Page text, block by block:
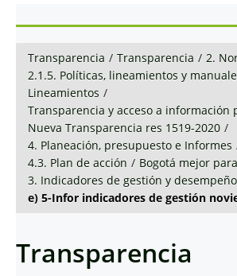
Transparencia / Transparencia / 2.
2.1.5. Políticas, lineamientos y
Lineamientos /
Transparencia y acceso a información
Nueva Transparencia res 1519-2020 /
4. Planeación, presupuesto e Informes
4.3. Plan de acción / Bogotá mejor
3. Indicadores de gestión y desempeño
e) 5-Infor indicadores de gestión
Transparencia